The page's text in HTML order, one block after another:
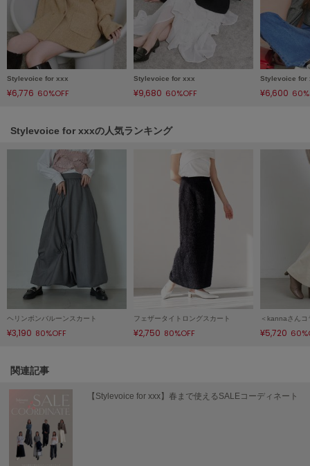
PATRICK
パトリック
Philly chocolate
フィリーチョコレート
poláura
PUMA
プーマ
リーボック
SALOMON
サロモン
sanrio house
シャカ
Sneakers by emmi
スニーカーズ バイ エミ
Snow Peak
Stylevoice for xxx
¥6,776 60%OFF
Stylevoice for xxx
¥9,680 60%OFF
Stylevoice for
¥6,600
Stylevoice for xxxの人気ランキング
ヘリンボンバルーンスカート
¥3,190 80%OFF
フェザータイトロングスカート
¥2,750 80%OFF ¥5,720
関連記事
【Stylevoice for xxx】春まで使えるSALEコーディネート